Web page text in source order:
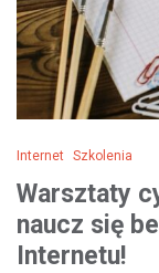
Internet Szkolenia
Warsztaty
naucz się
Internetu!